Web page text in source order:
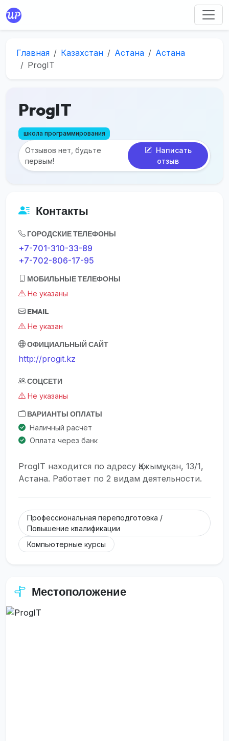
Главная Казахстан Астана
Астана
ProgIT
ProgIT
школа программирования
Отзывов нет, будьте
первым!
Написать
отзыв
Контакты
ГОРОДСКИЕ ТЕЛЕФОНЫ
+7-701-310-33-89
+7-702-806-17-95
МОБИЛЬНЫЕ ТЕЛЕФОНЫ
Не указаны
EMAIL
Не указан
ОФИЦИАЛЬНЫЙ САЙТ
http://progit.kz
СОЦСЕТИ
Не указаны
ВАРИАНТЫ ОПЛАТЫ
Наличный расчёт
Оплата через банк
ProgIT находится по адресу Қажымұқан, 13/1,
Астана. Работает по 2 видам деятельности.
Профессиональная переподготовка /
Повышение квалификации
Компьютерные курсы
Местоположение